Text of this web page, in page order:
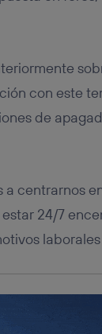
con este
de
centrarnos
24/7
de navegación
será más
del móvil.